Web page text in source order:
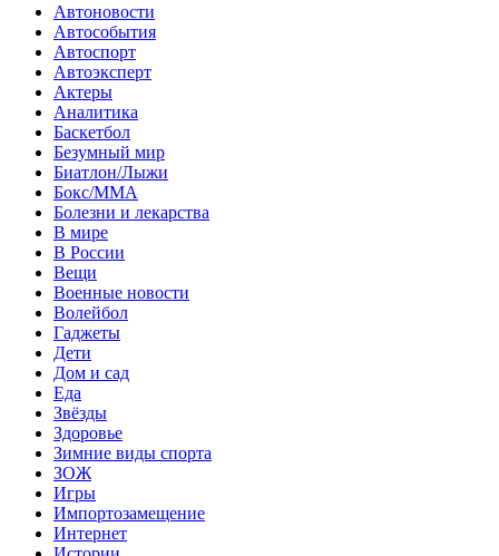
Автоновости
Автособытия
Автоспорт
Автоэксперт
Актеры
Аналитика
Баскетбол
Безумный мир
Биатлон/Лыжи
Бокс/MMA
Болезни и лекарства
В мире
В России
Вещи
Военные новости
Волейбол
Гаджеты
Дети
Дом и сад
Еда
Звёзды
Здоровье
Зимние виды спорта
ЗОЖ
Игры
Импортозамещение
Интернет